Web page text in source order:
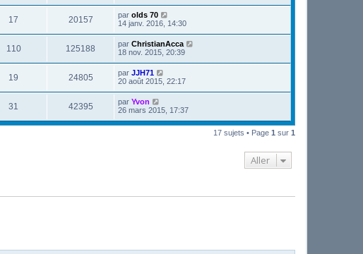
17 20157 par olds 70
14 janv. 2016, 14:30
110 125188 par ChristianAcca
18 nov. 2015, 20:39
19 24805 par JJH71
20 août 2015, 22:17
31 42395 par Yvon
26 mars 2015, 17:37
17 sujets • Page 1 sur 1
Aller